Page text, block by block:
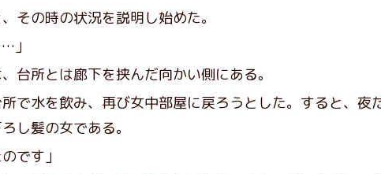
その時の状況を説明し始めた。
」
台所とは廊下を挟んだ向かい側にある。
で水を飲み、再び女中部屋に戻ろうとした。すると、夜
し髪の女である。
です」